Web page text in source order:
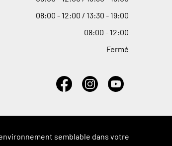
08:00 - 12:00 / 13:30 - 19:00
08:00 - 12:00
Fermé
semblable dans votre